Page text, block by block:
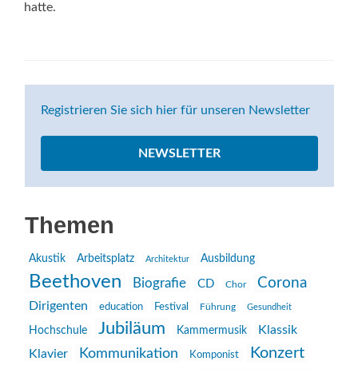
hatte.
Registrieren Sie sich hier für unseren Newsletter
NEWSLETTER
Themen
Akustik Arbeitsplatz Architektur Ausbildung
Beethoven Biografie CD Chor Corona
Dirigenten education Festival Führung Gesundheit
Hochschule Jubiläum Kammermusik
Klassik
Klavier
Kommunikation Komponist Konzert